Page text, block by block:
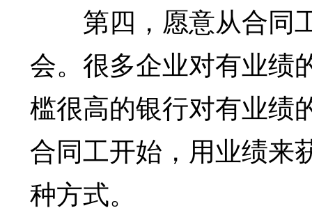
第四，愿意从合同
会。很多企业对有业绩
槛很高的银行对有业绩
合同工开始，用业绩来
种方式。